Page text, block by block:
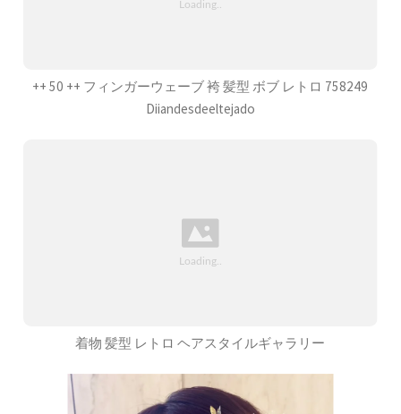
++ 50 ++ フィンガーウェーブ 袴 髪型 ボブ レトロ 758249
Diiandesdeeltejado
着物 髪型 レトロ ヘアスタイルギャラリー